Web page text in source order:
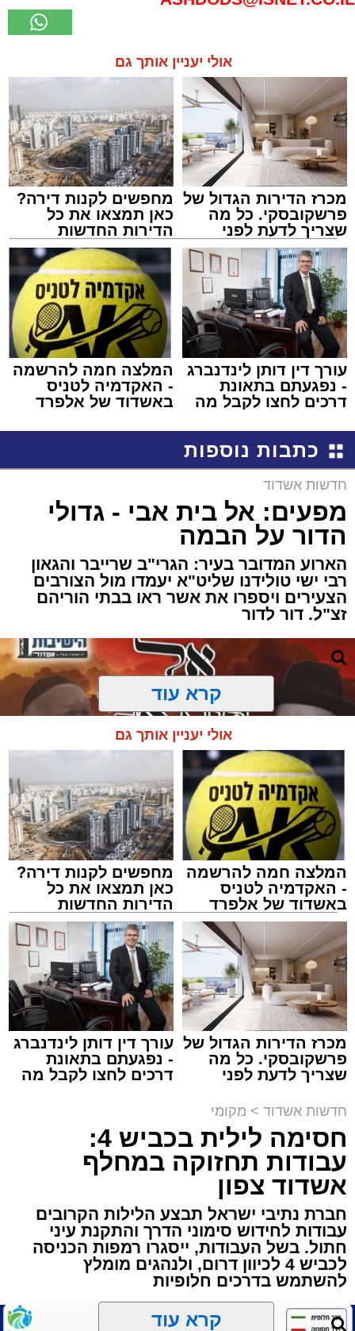
אולי יעניין אותך גם
מכרז הדירות הגדול של
פרשקובסקי. כל מה
שצריך לדעת לפני
שמגישים הצעה לדירה
באשדוד
מחפשים לקנות דירה?
כאן תמצאו את כל
הדירות החדשות
למכירה באשדוד >>>
עורך דין דותן לינדנברג
- נפגעתם בתאונת
דרכים לחצו לקבל מה
המלצה חמה להרשמה
- האקדמיה לטניס
באשדוד של אלפרד
כתבות נוספות
חדשות אשדוד
מפעים: אל בית אבי - גדולי
הדור על הבמה
הארוע המדובר בעיר: הגרי"ב שרייבר והגאון
רבי ישי טולידנו שליט"א יעמדו מול הצורבים
הצעירים ויספרו את אשר ראו בבתי הוריהם
זצ"ל. דור לדור
מעגלים
מנהל האתר / 20:31 06.08.26
תגים:הגרי"ב שרייבר מעגלים
ארוע שטרם היה כמותו: בשבוע הבא ביום ג'
יתכנסו המוני בחורי הישיבות שטרם החלו את זמן
'אלול', והם יזכו לשמוע את גדולי הדור, מרן הגרי"ב
שרייבר שליט"א והגאון רבי ישאי טולידנו שליט"א,
שבשעה נדירה של קורת רוח ישתפו את שומעיהם
באשר ראו וקיבלו בבתי הוריהם, הגאון רבי פנחס
שרייבר זצ"ל והגאון רבי ניסים טולידנו זצ"ל, כאשר
מטרתם של הדברים שישמעו היא לעורר הלבבות
ולהחדיר אהבת אמת לתורה.
הארוע, במסגרת ארועי 'מעגלים', יתקיים בבית
קרא עוד
אולי יעניין אותך גם
המלצה חמה להרשמה
- האקדמיה לטניס
באשדוד של אלפרד
קריאולנסקי - לילדים
מחפשים לקנות דירה?
כאן תמצאו את כל
הדירות החדשות
למכירה באשדוד >>>
מכרז הדירות הגדול של
פרשקובסקי. כל מה
שצריך לדעת לפני
באשדוד
עורך דין דותן לינדנברג
- נפגעתם בתאונת
דרכים לחצו לקבל מה
חדשות אשדוד > מקומי
חסימה לילית בכביש 4:
עבודות תחזוקה במחלף
אשדוד צפון
חברת נתיבי ישראל תבצע הלילות הקרובים
עבודות לחידוש סימוני הדרך והתקנת עיני
חתול. בשל העבודות, ייסגרו רמפות הכניסה
לכביש 4 לכיוון דרום, ולנהגים מומלץ
להשתמש בדרכים חלופיות
קרא עוד